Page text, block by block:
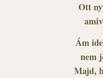
Ott
Ám
nem
Majd,